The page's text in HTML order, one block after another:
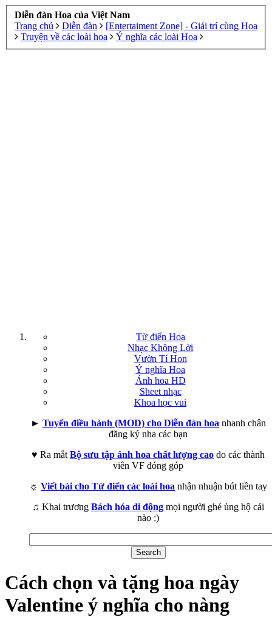
Diễn đàn Hoa của Việt Nam
Trang chủ
Diễn đàn
[Entertaiment Zone] - Giải trí cùng Hoa
Truyện về các loài hoa
Ý nghĩa các loài Hoa
Từ điển Hoa
Nhạc Không Lời
Vườn Tí Hon
Ý nghĩa Hoa
Ảnh hoa HD
Sheet nhạc
Khoa học vui
► Tuyển điều hành (MOD) cho Diễn đàn hoa nhanh chân
đăng ký nha các bạn
♥ Ra mắt Bộ sưu tập ảnh hoa chất lượng cao do các thành
viên VF đóng góp
☼ Viết bài cho Từ điển các loài hoa nhận nhuận bút liền tay
♫ Khai trương Bách hóa di động mọi người ghé ủng hộ cái
nào :)
Cách chọn và tặng hoa ngày
Valentine ý nghĩa cho nàng